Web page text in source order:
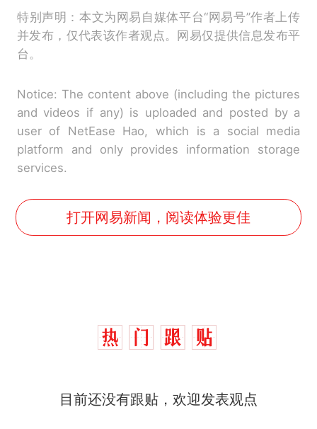
特别声明：本文为网易自媒体平台“网易号”作者上传
并发布，仅代表该作者观点。网易仅提供信息发布平
台。
Notice: The content above (including the pictures
and videos if any) is uploaded and posted by a
user of NetEase Hao, which is a social media
platform and only provides information storage
services.
打开网易新闻，阅读体验更佳
目前还没有跟贴，欢迎发表观点